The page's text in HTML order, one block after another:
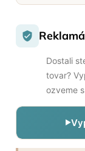
príležitosti
Značky
Senzorický
Prihlásenie
Dostali
tovar?
ozveme